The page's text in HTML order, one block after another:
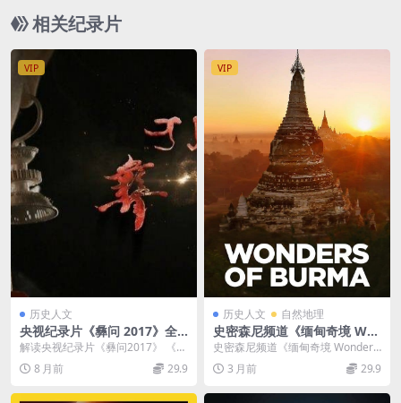
相关纪录片
VIP
历史人文
央视纪录片《彝问 2017》全4
集 国语中字 1080P/TS/10.96
G 彝族历史文化纪录片
解读央视纪录片《彝问2017》 《彝
问2017》是由中央电视台科教频
道、四川电视...
8 月前 29.9
VIP
历史人文 自然地理
史密森尼频道《缅甸奇境 Wo
nders of Burma 2016》全2
集 英语中英双字 无水印纯净
版 1080P/MKV/9.93G 缅甸文
史密森尼频道《缅甸奇境 Wonders
of Burma 2016》全2集介绍 ...
3 月前 29.9